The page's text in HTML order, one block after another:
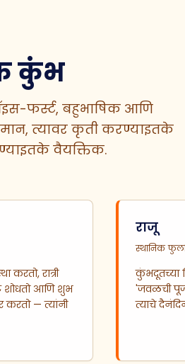
कुंभ
फर्स्ट, बहुभाषिक आणि
त्यावर कृती करण्याइतके
वैयक्तिक.
करतो, रात्री
शोधतो आणि शुभ
करतो — त्यांनी
राजू
स्थानिक
कुंभदूतच्या
'जवळची
त्याचे